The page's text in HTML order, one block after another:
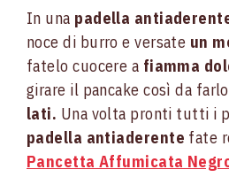
In una padella
noce di burro e versate un
fatelo cuocere a fiamma
girare il pancake così da
lati. Una volta pronti tutti i
padella antiaderente fate
Pancetta Affumicata